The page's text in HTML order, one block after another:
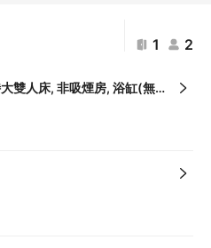
滿HKD800享減HKD50
滿HKD1,000享減HKD100
1 2
豪華雙人房, 1 張特大雙人床, 非吸煙房, 浴缸(無景觀)